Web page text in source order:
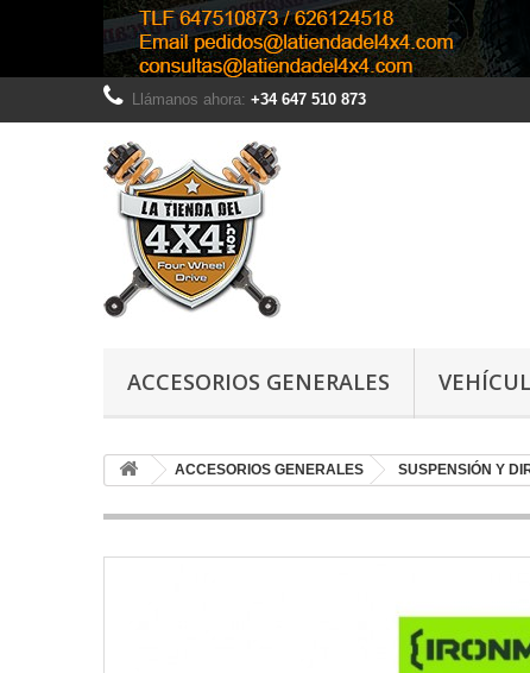
Llámanos ahora: +34 647 510 873
ACCESORIOS GENERALES
ACCESORIOS GENERALES SUSPENSIÓN Y